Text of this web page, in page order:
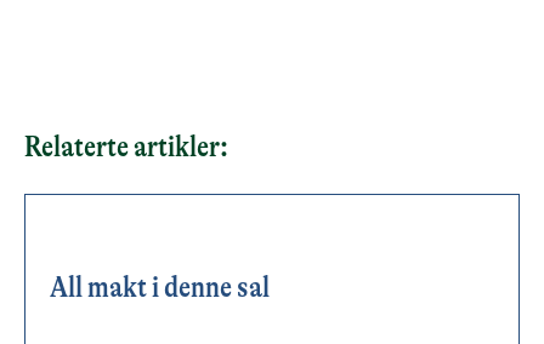
Relaterte artikler:
All makt i denne sal